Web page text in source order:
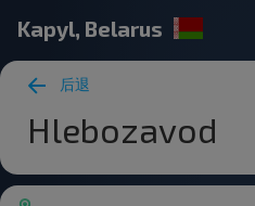
Kapyl, Belarus
后退
Hlebozavod